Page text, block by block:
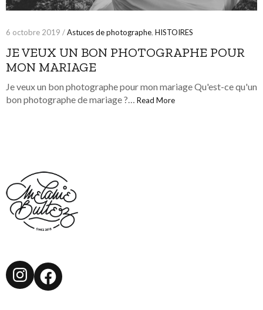
6 octobre 2019 /Astuces de photographe, HISTOIRES
JE VEUX UN BON PHOTOGRAPHE POUR
MON MARIAGE
Je veux un bon photographe pour mon mariage Qu'est-ce qu'un
bon photographe de mariage ?… Read More
Instagram
Facebook